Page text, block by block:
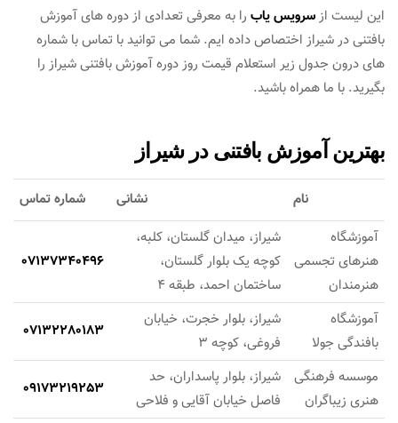
این لیست ازسرویس یاب را به معرفی تعدادی از دوره های آموزش
بافتنی در شیراز اختصاص داده ایم. شما می توانید با تماس با شماره
های درون جدول زیر استعلام قیمت روز دوره آموزش بافتنی شیراز را
بگیرید. با ما همراه باشید.
بهترین آموزش بافتنی در شیراز
نام نشانی
شماره تماس
آموزشگاه
هنرهای تجسمی
هنرمندان
شیراز، میدان گلستان، کلبه،
کوچه یک بلوار گلستان،
ساختمان احمد، طبقه 4
07137340496
آموزشگاه
بافندگی جولا
شیراز، بلوار خجرت، خیابان
فروغی، کوچه 3
07132280183
موسسه فرهنگی
هنری زیباگران
شیراز، بلوار پاسداران، حد
فاصل خیابان آقایی و فلاحی
09173219253